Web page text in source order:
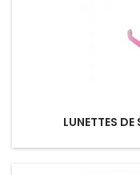
LUNETTES